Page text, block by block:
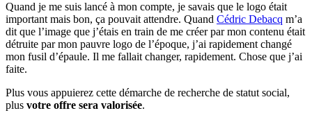
Quand je me suis lancé à mon compte, je savais que le logo était
important mais bon, ça pouvait attendre. Quand Cédric Debacq m’a
dit que l’image que j’étais en train de me créer par mon contenu était
détruite par mon pauvre logo de l’époque, j’ai rapidement changé
mon fusil d’épaule. Il me fallait changer, rapidement. Chose que j’ai
faite.
Plus vous appuierez cette démarche de recherche de statut social,
plus votre offre sera valorisée.